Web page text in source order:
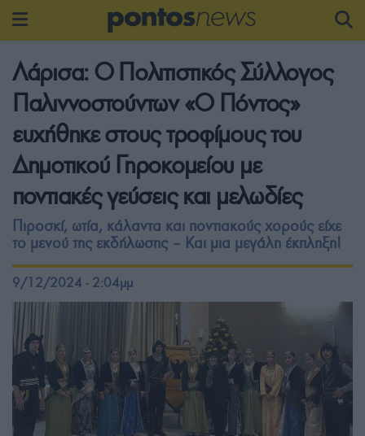
Λάρισα: Ο Πολιτιστικός Σύλλογος
Παλιννοστούντων «Ο Πόντος»
ευχήθηκε στους τροφίμους του
Δημοτικού Γηροκομείου με
ποντιακές γεύσεις και μελωδίες
Πιροσκί, ωτία, κάλαντα και ποντιακούς χορούς είχε
το μενού της εκδήλωσης – Και μια μεγάλη έκπληξη!
9/12/2024 - 2:04μμ